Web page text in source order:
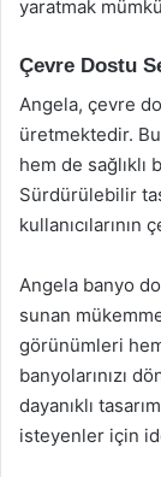
yaratmak
Çevre Dostu
Angela, çevre
üretmektedir.
hem de sağlıklı
Sürdürülebilir
kullanıcılarının
Angela banyo
sunan
görünümleri
banyolarınızı
dayanıklı
isteyenler için